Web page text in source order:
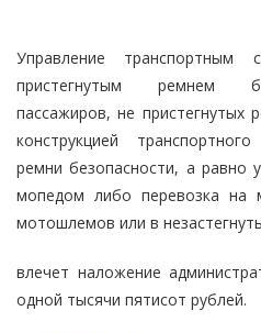
Управление транспортным
пристегнутым ремнем
пассажиров, не пристегнутых
конструкцией
ремни безопасности, а равно
мопедом либо перевозка на
мотошлемов или в
влечет наложение
одной тысячи пятисот рублей.